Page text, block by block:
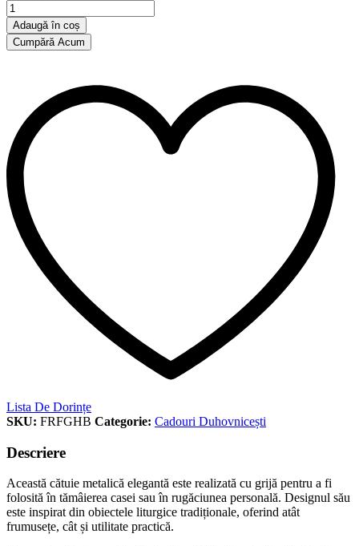
Adaugă în coș
Cumpără Acum
Lista De Dorințe
SKU: FRFGHB Categorie: Cadouri Duhovnicești
Descriere
Această cătuie metalică elegantă este realizată cu grijă pentru a fi
folosită în tămâierea casei sau în rugăciunea personală. Designul său
este inspirat din obiectele liturgice tradiționale, oferind atât
frumusețe, cât și utilitate practică.